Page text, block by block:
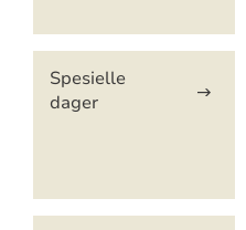
Spesielle
dager